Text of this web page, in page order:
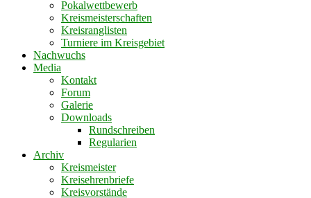
Pokalwettbewerb
Kreismeisterschaften
Kreisranglisten
Turniere im Kreisgebiet
Nachwuchs
Media
Kontakt
Forum
Galerie
Downloads
Rundschreiben
Regularien
Archiv
Kreismeister
Kreisehrenbriefe
Kreisvorstände